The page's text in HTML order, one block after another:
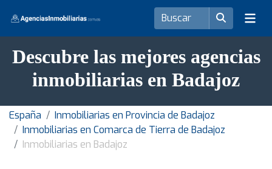
Descubre las mejores agencias
inmobiliarias en Badajoz
España
Inmobiliarias en Provincia de Badajoz
Inmobiliarias en Comarca de Tierra de Badajoz
Inmobiliarias en Badajoz